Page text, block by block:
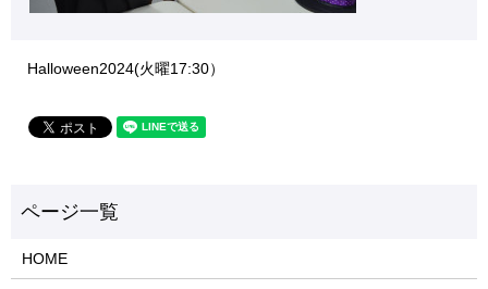
Halloween2024(火曜17:30）
HOME